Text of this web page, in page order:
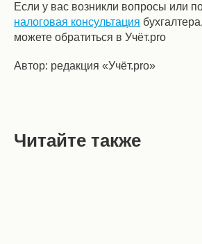
Если у вас возникли вопросы или
налоговая консультация
можете обратиться в Учёт.pro
Автор: редакция «Учёт.pro»
Читайте также